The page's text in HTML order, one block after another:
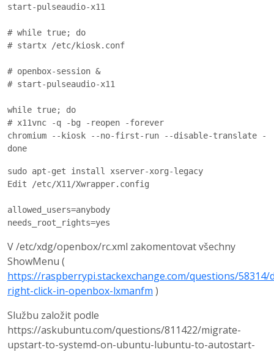
start-pulseaudio-x11
# while true; do
# startx /etc/kiosk.conf
# openbox-session &
# start-pulseaudio-x11
while true; do
# x11vnc -q -bg -reopen -forever
chromium --kiosk --no-first-run --disable-translate --
sudo apt-get install xserver-xorg-legacy
Edit /etc/X11/Xwrapper.config
allowed_users=anybody
V /etc/xdg/openbox/rc.xml zakomentovat všechny
ShowMenu (
https://raspberrypi.stackexchange.com/questions/58314/
right-click-in-openbox-lxmanfm )
Službu založit podle
https://askubuntu.com/questions/811422/migrate-
upstart-to-systemd-on-ubuntu-lubuntu-to-autostart-